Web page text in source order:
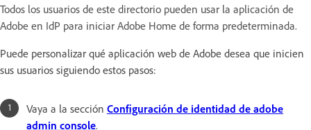
Todos los usuarios de este directorio pueden usar la aplicación de
Adobe en IdP para iniciar Adobe Home de forma predeterminada.
Puede personalizar qué aplicación web de Adobe desea que inicien
sus usuarios siguiendo estos pasos:
Vaya a la sección Configuración de identidad de adobe
admin console.